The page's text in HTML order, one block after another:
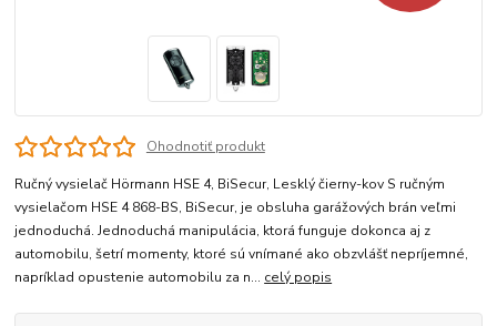
Ohodnotiť produkt
Ručný vysielač Hörmann HSE 4, BiSecur, Lesklý čierny-kov S ručným
vysielačom HSE 4 868-BS, BiSecur, je obsluha garážových brán veľmi
jednoduchá. Jednoduchá manipulácia, ktorá funguje dokonca aj z
automobilu, šetrí momenty, ktoré sú vnímané ako obzvlášť nepríjemné,
napríklad opustenie automobilu za n... celý popis